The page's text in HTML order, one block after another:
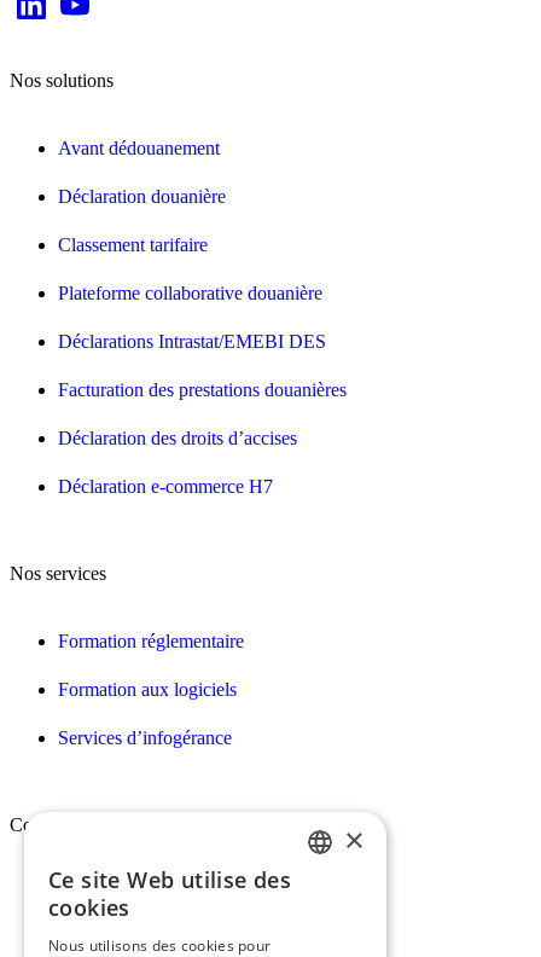
Nos solutions
Avant dédouanement
Déclaration douanière
Classement tarifaire
Plateforme collaborative douanière
Déclarations Intrastat/EMEBI DES
Facturation des prestations douanières
Déclaration des droits d’accises
Déclaration e-commerce H7
Nos services
Formation réglementaire
Formation aux logiciels
Services d’infogérance
Conex
Qui sommes-nous ?
Vision, mission & valeurs
×
Ce site Web utilise des
cookies
Nous utilisons des cookies pour